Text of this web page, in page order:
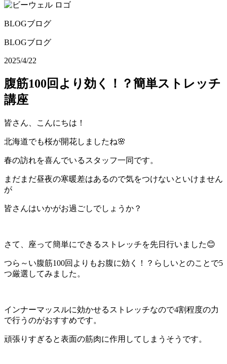
BLOGブログ
BLOGブログ
2025/4/22
腹筋100回より効く！？簡単ストレッチ
講座
皆さん、こんにちは！
北海道でも桜が開花しましたね🌸
春の訪れを喜んでいるスタッフ一同です。
まだまだ昼夜の寒暖差はあるので気をつけないといけません
が
皆さんはいかがお過ごしでしょうか？
さて、座って簡単にできるストレッチを先日行いました😊
つら～い腹筋100回よりもお腹に効く！？らしいとのことで5
つ厳選してみました。
インナーマッスルに効かせるストレッチなので4割程度の力
で行うのがおすすめです。
頑張りすぎると表面の筋肉に作用してしまうそうです。